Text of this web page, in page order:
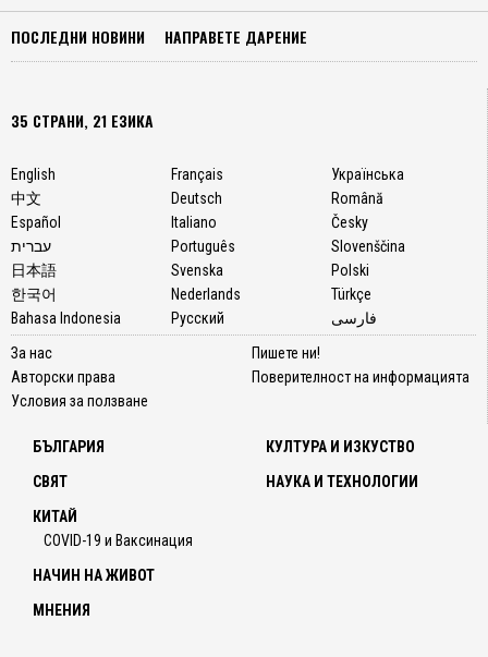
ПОСЛЕДНИ НОВИНИ НАПРАВЕТЕ ДАРЕНИЕ
35 СТРАНИ, 21 ЕЗИКА
English
中文
Español
עברית
日本語
한국어
Bahasa Indonesia
Français
Deutsch
Italiano
Português
Svenska
Nederlands
Русский
Українська
Română
Česky
Slovenščina
Polski
Türkçe
فارسی
За нас
Авторски права
Условия за ползване
Пишете ни!
Поверителност на информацията
БЪЛГАРИЯ
СВЯТ
КИТАЙ
COVID-19 и Ваксинация
КУЛТУРА И ИЗКУСТВО
НАУКА И ТЕХНОЛОГИИ
НАЧИН НА ЖИВОТ
МНЕНИЯ